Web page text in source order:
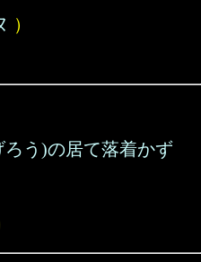
）
う)の居て落着かず